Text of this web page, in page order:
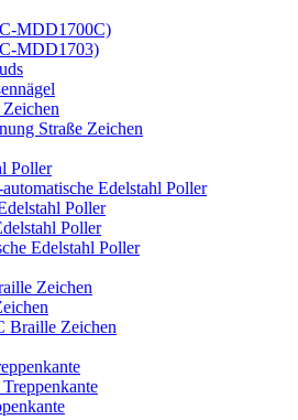
MDD1700C)
MDD1703)
Straße Zeichen
Poller
Edelstahl Poller
Poller
Poller
Edelstahl Poller
Zeichen
Braille Zeichen